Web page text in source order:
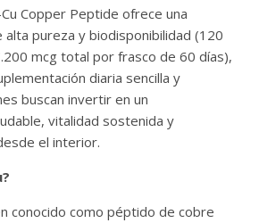
Copper Peptide ofrece una
alta pureza y biodisponibilidad (120
mcg total por frasco de 60 días),
diaria sencilla y
buscan invertir en un
vitalidad sostenida y
el interior.
conocido como péptido de cobre